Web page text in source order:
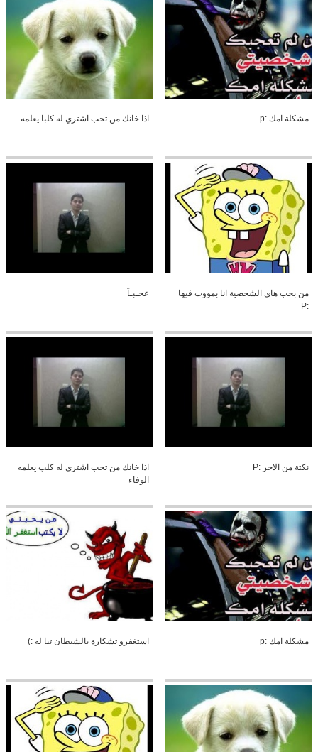
مشكلة امك :p اذا خانك من تحب اشتري له كلبا يعلمه...
من بحب هاي الشخصية انا بمووت فيها
:P
عجـبـاَ
نكتة من الاخر :P
اذا خانك من تحب اشتري له كلب يعلمه
الوفاء
مشكلة امك :p استغفرو تشكارة بالشيطان تبا له :)